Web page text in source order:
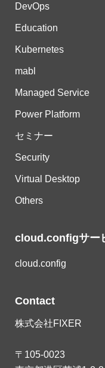
DevOps
Education
Kubernetes
mabl
Managed Service
Power Platform
セミナー
Security
Virtual Desktop
Others
cloud.configサー
cloud.config
Contact
株式会社FIXER
〒105-0023